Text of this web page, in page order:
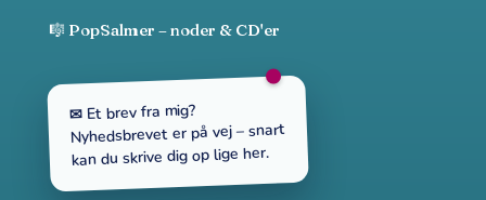
🎼 PopSalmer – noder & CD'er
✉ Et brev fra mig?
Nyhedsbrevet er på vej – snart
kan du skrive dig op lige her.